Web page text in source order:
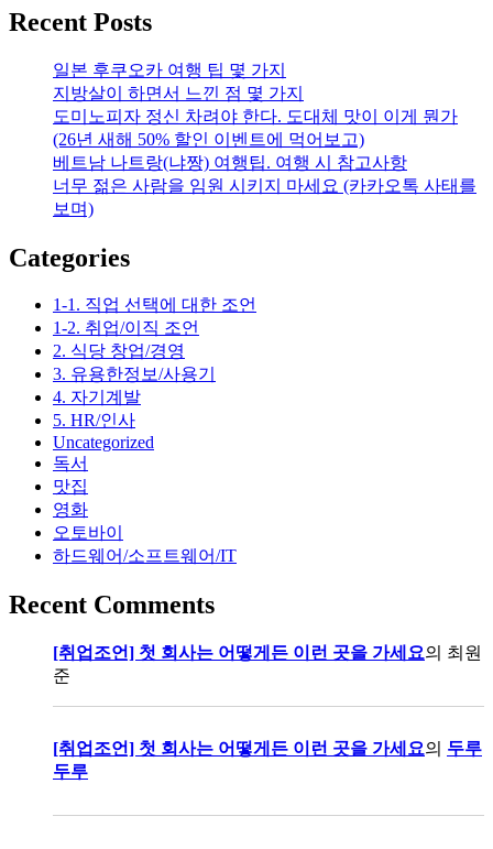
싸
게
사
는
방
Recent Posts
일본 후쿠오카 여행 팁 몇 가지
지방살이 하면서 느낀 점 몇 가지
도미노피자 정신 차려야 한다. 도대체 맛이 이게 뭔가
(26년 새해 50% 할인 이벤트에 먹어보고)
베트남 나트랑(냐짱) 여행팁. 여행 시 참고사항
너무 젊은 사람을 임원 시키지 마세요 (카카오톡 사태를
보며)
Categories
1-1. 직업 선택에 대한 조언
1-2. 취업/이직 조언
2. 식당 창업/경영
3. 유용한정보/사용기
4. 자기계발
5. HR/인사
Uncategorized
독서
맛집
영화
오토바이
하드웨어/소프트웨어/IT
Recent Comments
[취업조언] 첫 회사는 어떻게든 이런 곳을 가세요의 최원
준
[취업조언] 첫 회사는 어떻게든 이런 곳을 가세요의 두루
두루